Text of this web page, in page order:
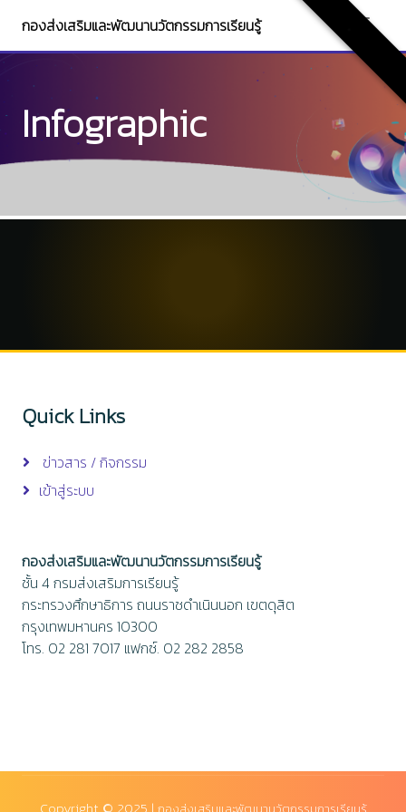
กองส่งเสริมและพัฒนานวัตกรรมการเรียนรู้
Infographic
Quick Links
ข่าวสาร / กิจกรรม
เข้าสู่ระบบ
กองส่งเสริมและพัฒนานวัตกรรมการเรียนรู้
ชั้น 4 กรมส่งเสริมการเรียนรู้
กระทรวงศึกษาธิการ ถนนราชดำเนินนอก เขตดุสิต
กรุงเทพมหานคร 10300
โทร. 02 281 7017 แฟกซ์. 02 282 2858